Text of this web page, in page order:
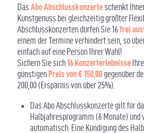
DasAbo Abschlusskonzerteschenkt
Kunstgenuss bei gleichzeitig größter
Abschlusskonzerten dürfen Sie 16frei
einem der Termine verhindert sein, so
einfach auf eine Person Ihrer Wahl!
Sichern Sie sich16 Konzerterlebnisse
günstigenPreisvon € 150,00gegenüber
200,00 (Ersparnis von über 25%).
Das Abo Abschlusskonzerte gilt für
Halbjahresprogramm (6 Monate) und
automatisch. Eine Kündigung des